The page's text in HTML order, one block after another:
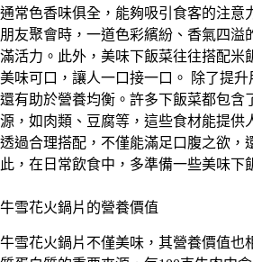
通常色香味俱全，能夠吸引食客的注意
朋友聚會時，一道色彩繽紛、香氣四溢
滿活力。此外，美味下飯菜往往搭配米
美味可口，讓人一口接一口。 除了提
還有助於營養均衡。許多下飯菜都包含
源，如肉類、豆腐等，這些食材能提供
透過合理搭配，不僅能滿足口腹之欲，
此，在日常飲食中，多準備一些美味下
牛雪花火鍋片的營養價值
牛雪花火鍋片不僅美味，其營養價值也